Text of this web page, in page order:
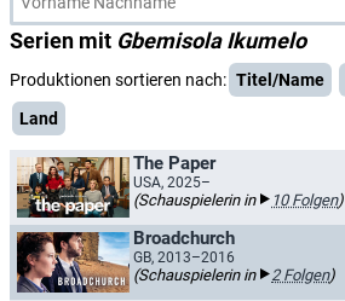
Serien mit Gbemisola Ikumelo
Produktionen sortieren nach: Titel/Name
Land
The Paper
USA, 2025–
(Schauspielerin in 10 Folgen)
Broadchurch
GB, 2013–2016
(Schauspielerin in 2 Folgen)